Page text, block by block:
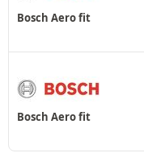
Bosch Aero fit
Bosch Aero fit